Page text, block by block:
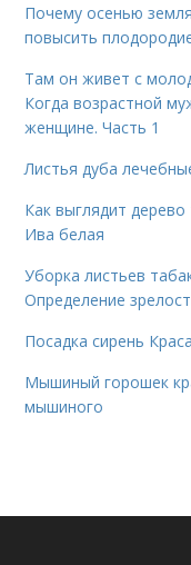
Почему осенью
повысить
Там он живет с
Когда возрастной
женщине. Часть 1
Листья дуба
Как выглядит
Ива белая
Уборка листьев
Определение
Посадка сирень
Мышиный горошек
мышиного